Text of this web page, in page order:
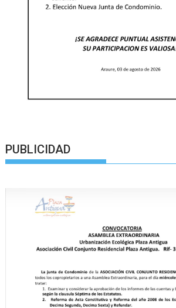
PUBLICIDAD